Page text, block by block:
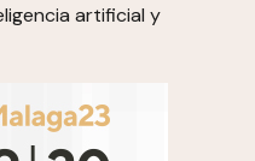
artificial y